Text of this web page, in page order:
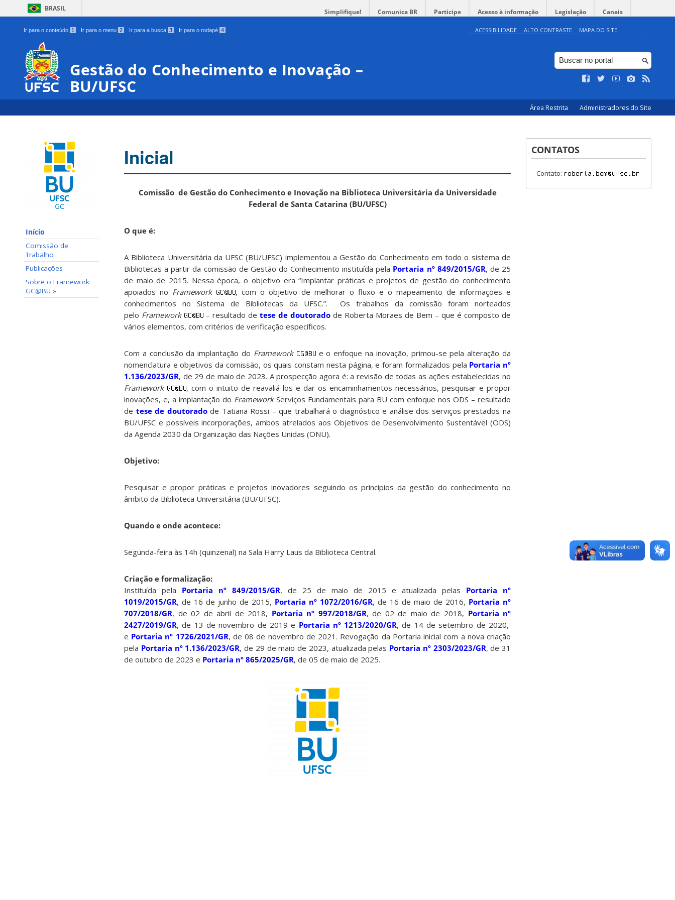
BRASIL Simplifique! Comunica BR Participe Acesso à informação Legislação Canais
Ir para o conteúdo 1 Ir para o menu 2 Ir para a busca 3 Ir para o rodapé 4 ACESSIBILIDADE ALTO CONTRASTE MAPA DO SITE
Gestão do Conhecimento e Inovação –
BU/UFSC
Área Restrita Administradores do Site
Início
Comissão de
Trabalho
Publicações
Sobre o Framework
GC@BU »
Inicial
Comissão de Gestão do Conhecimento e Inovação na Biblioteca Universitária da Universidade
Federal de Santa Catarina (BU/UFSC)
O que é:
A Biblioteca Universitária da UFSC (BU/UFSC) implementou a Gestão do Conhecimento em todo o sistema de
Bibliotecas a partir da comissão de Gestão do Conhecimento instituída pela Portaria nº 849/2015/GR, de 25
de maio de 2015. Nessa época, o objetivo era “Implantar práticas e projetos de gestão do conhecimento
apoiados no Framework
, com o objetivo de melhorar o fluxo e o mapeamento de informações e
conhecimentos no Sistema de Bibliotecas da UFSC.”. Os trabalhos da comissão foram norteados
pelo Framework – resultado de tese de doutorado de Roberta Moraes de Bem – que é composto de
vários elementos, com critérios de verificação específicos.
Com a conclusão da implantação do Framework
e o enfoque na inovação, primou-se pela alteração da
nomenclatura e objetivos da comissão, os quais constam nesta página, e foram formalizados pela Portaria nº
1.136/2023/GR, de 29 de maio de 2023. A prospecção agora é: a revisão de todas as ações estabelecidas no
Framework
, com o intuito de reavaliá-los e dar os encaminhamentos necessários, pesquisar e propor
inovações, e, a implantação do FrameworkServiços Fundamentais para BU com enfoque nos ODS – resultado
de tese de doutoradode Tatiana Rossi – que trabalhará o diagnóstico e análise dos serviços prestados na
BU/UFSC e possíveis incorporações, ambos atrelados aos Objetivos de Desenvolvimento Sustentável (ODS)
da Agenda 2030 da Organização das Nações Unidas (ONU).
Objetivo:
Pesquisar e propor práticas e projetos inovadores seguindo os princípios da gestão do conhecimento no
âmbito da Biblioteca Universitária (BU/UFSC).
Quando e onde acontece:
Segunda-feira às 14h (quinzenal) na Sala Harry Laus da Biblioteca Central.
Criação e formalização:
Instituída pela Portaria nº 849/2015/GR, de 25 de maio de 2015 e atualizada pelas Portaria nº
1019/2015/GR, de 16 de junho de 2015, Portaria nº 1072/2016/GR, de 16 de maio de 2016, Portaria nº
707/2018/GR, de 02 de abril de 2018, Portaria nº 997/2018/GR, de 02 de maio de 2018, Portaria nº
2427/2019/GR, de 13 de novembro de 2019 e Portaria nº 1213/2020/GR, de 14 de setembro de 2020,
e Portaria nº 1726/2021/GR, de 08 de novembro de 2021. Revogação da Portaria inicial com a nova criação
pela Portaria nº 1.136/2023/GR, de 29 de maio de 2023, atualizada pelas Portaria nº 2303/2023/GR, de 31
de outubro de 2023 e Portaria nº 865/2025/GR, de 05 de maio de 2025.
CONTATOS
Contato: